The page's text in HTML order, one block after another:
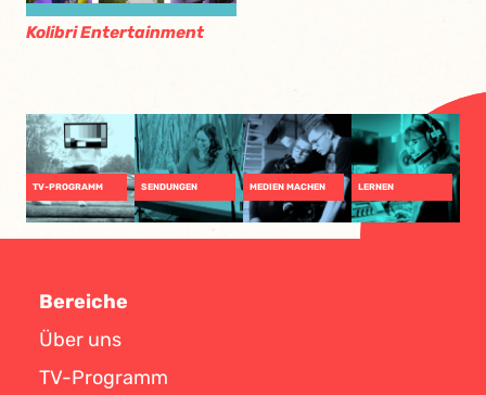
Kolibri Entertainment
TV-PROGRAMM SENDUNGEN MEDIEN MACHEN LERNEN
Bereiche
Über uns
TV-Programm